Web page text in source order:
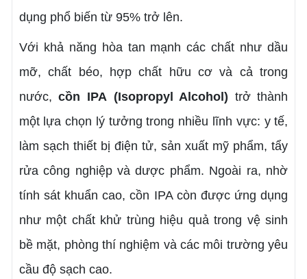
dụng phổ biến từ 95% trở lên.
Với khả năng hòa tan mạnh các chất như dầu
mỡ, chất béo, hợp chất hữu cơ và cả trong
nước,cồn IPA (Isopropyl Alcohol) trở thành
một lựa chọn lý tưởng trong nhiều lĩnh vực: y tế,
làm sạch thiết bị điện tử, sản xuất mỹ phẩm, tẩy
rửa công nghiệp và dược phẩm. Ngoài ra, nhờ
tính sát khuẩn cao, cồn IPA còn được ứng dụng
như một chất khử trùng hiệu quả trong vệ sinh
bề mặt, phòng thí nghiệm và các môi trường yêu
cầu độ sạch cao.